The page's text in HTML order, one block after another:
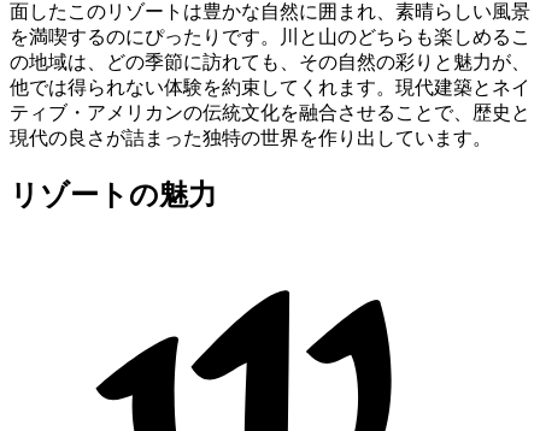
面したこのリゾートは豊かな自然に囲まれ、素晴らしい風景
を満喫するのにぴったりです。川と山のどちらも楽しめるこ
の地域は、どの季節に訪れても、その自然の彩りと魅力が、
他では得られない体験を約束してくれます。現代建築とネイ
ティブ・アメリカンの伝統文化を融合させることで、歴史と
現代の良さが詰まった独特の世界を作り出しています。
リゾートの魅力